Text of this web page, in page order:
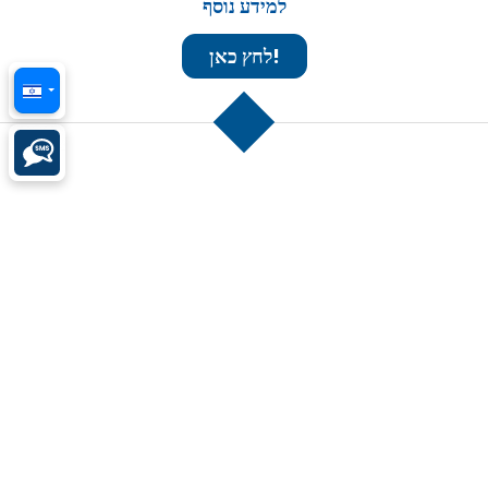
נוסדה ביוניון סיטי, ניו ג'רזי, אזור המטרופולין של ניו יורק על ידי זוילו נייטו בשנת 1991